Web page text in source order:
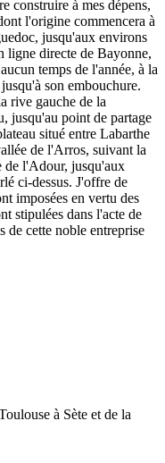
construire à mes dépens,
l'origine commencera à
jusqu'aux environs
ligne directe de Bayonne,
temps de l'année, à la
son embouchure.
rive gauche de la
jusqu'au point de partage
situé entre Labarthe
de l'Arros, suivant la
de l'Adour, jusqu'aux
ci-dessus. J'offre de
imposées en vertu des
stipulées dans l'acte de
de cette noble entreprise
à Sète et de la